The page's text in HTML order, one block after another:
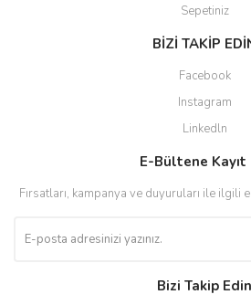
Sepetiniz
BİZİ TAKİP
Facebook
Instagram
Linkedln
E-Bültene Kayıt
Fırsatları, kampanya ve duyuruları ile ilgili
Bizi Takip Edin